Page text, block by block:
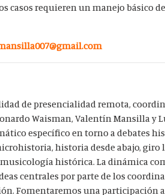
casos requieren un manejo básico
de presencialidad remota,
Waisman, Valentín Mansilla y
específico en torno a debates
historia desde abajo,
histórica. La dinámica
centrales por parte de los
Fomentaremos una participación